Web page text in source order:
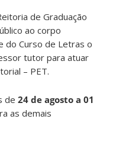
de Graduação
ao corpo
do Curso de Letras o
tutor para atuar
– PET.
de24 de agosto a 01
as demais